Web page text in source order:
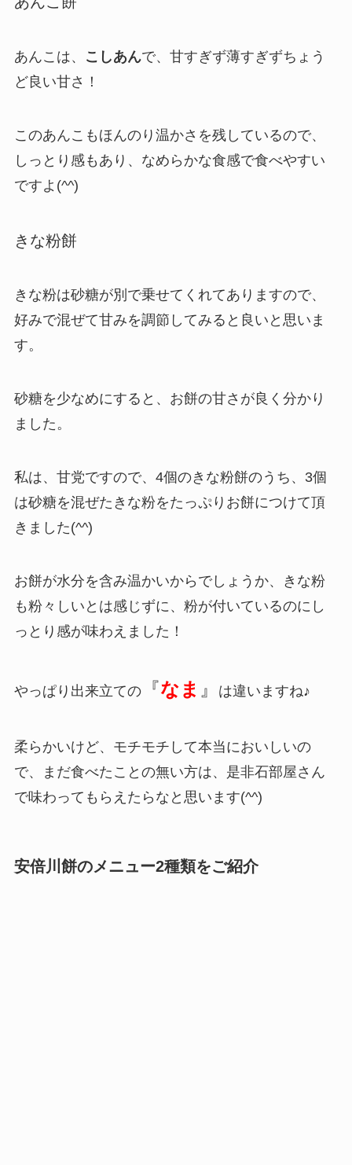
あんこは、 こしあんで、甘すぎず薄すぎずちょう
ど良い甘さ！
このあんこもほんのり温かさを残しているので、
しっとり感もあり、なめらかな食感で食べやすい
ですよ(^^)
きな粉餅
きな粉は砂糖が別で乗せてくれてありますので、
好みで混ぜて甘みを調節してみると良いと思いま
す。
砂糖を少なめにすると、お餅の甘さが良く分かり
ました。
私は、甘党ですので、4個のきな粉餅のうち、3個
は砂糖を混ぜたきな粉をたっぷりお餅につけて頂
きました(^^)
お餅が水分を含み温かいからでしょうか、きな粉
も粉々しいとは感じずに、粉が付いているのにし
っとり感が味わえました！
やっぱり 出来立ての『なま 』 は違いますね♪
柔らかいけど、モチモチして本当においしいの
で、まだ食べたことの無い方は、是非石部屋さん
で味わってもらえたらなと思います(^^)
安倍川餅のメニュー2種類をご紹介